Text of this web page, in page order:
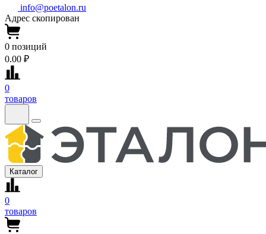
info@poetalon.ru
Адрес скопирован
0 позиций
0.00 ₽
0
товаров
Каталог
0
товаров